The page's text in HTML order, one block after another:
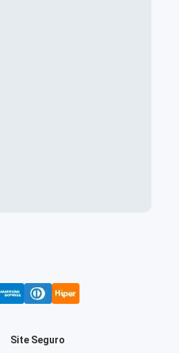
Site Seguro